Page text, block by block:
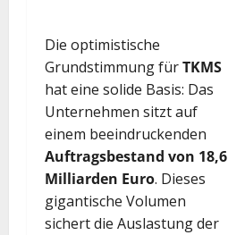
Die optimistische
Grundstimmung fürTKMS
hat eine solide Basis: Das
Unternehmen sitzt auf
einem beeindruckenden
Auftragsbestand von 18,6
Milliarden Euro. Dieses
gigantische Volumen
sichert die Auslastung der